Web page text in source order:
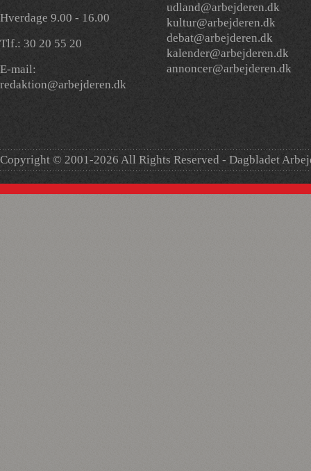
Hverdage 9.00 - 16.00
Tlf.: 30 20 55 20
E-mail:
redaktion@arbejderen.dk
udland@arbejderen.dk
kultur@arbejderen.dk
debat@arbejderen.dk
kalender@arbejderen.dk
annoncer@arbejderen.dk
Copyright © 2001-2026 All Rights Reserved - Dagbladet